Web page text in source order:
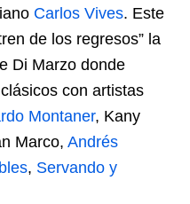
Carlos Vives. Este
de los regresos” la
Di Marzo donde
con artistas
Montaner, Kany
Marco, Andrés
, Servando y